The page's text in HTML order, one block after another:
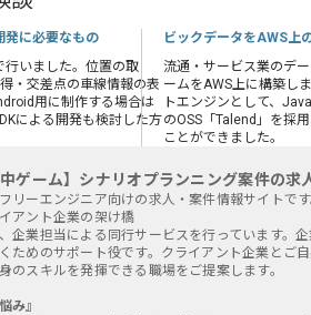
発に必要なもの
いました。位置の取
・交差点の車線情報の表
用に制作する場合は
による開発も検討した方
ビックデータをAWS上
流通・サービス業のデ
ームをAWS上に構築し
トエンジンとして、
のOSS「Talend」を採
ことができました。
ゲーム】シナリオプランニング案件の
アント企業の架け橋
企業担当による同行サービスを行っています
ためのサポート役です。クライアント企業とご
のスキルを発揮できる職場をご提案します。
み』